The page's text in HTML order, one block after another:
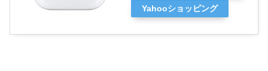
Yahooショッピング